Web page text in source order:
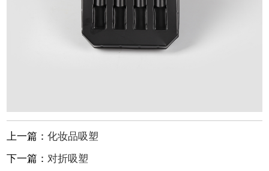
上一篇：化妆品吸塑
下一篇： 对折吸塑